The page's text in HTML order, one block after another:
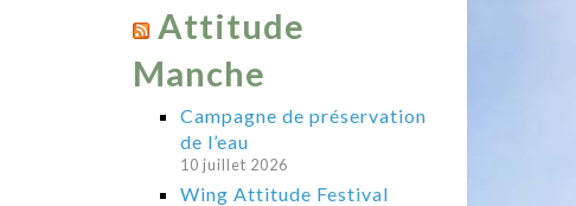
Attitude
Manche
Campagne de préservation
de l’eau
10 juillet 2026
Wing Attitude Festival